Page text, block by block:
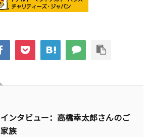
インタビュー：高橋幸太郎さんのご
家族